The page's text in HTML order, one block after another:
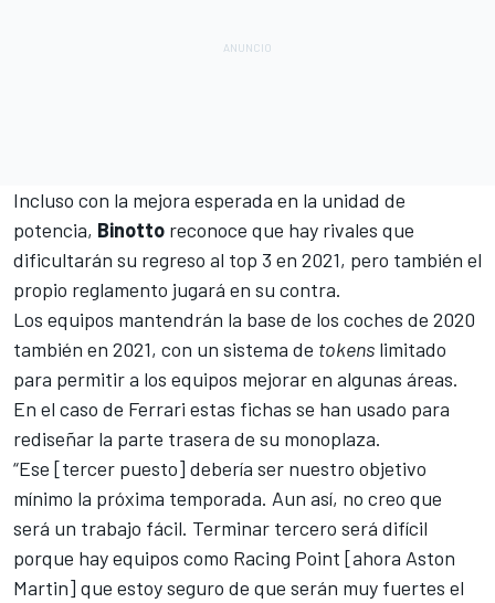
Incluso con la mejora esperada en la unidad de
potencia, Binotto reconoce que hay rivales que
dificultarán su regreso al top 3 en 2021, pero también el
propio reglamento jugará en su contra.
Los equipos mantendrán la base de los coches de 2020
también en 2021, con un sistema de tokens limitado
para permitir a los equipos mejorar en algunas áreas.
En el caso de Ferrari estas fichas se han usado para
rediseñar la parte trasera de su monoplaza.
“Ese [tercer puesto] debería ser nuestro objetivo
mínimo la próxima temporada. Aun así, no creo que
será un trabajo fácil. Terminar tercero será difícil
porque hay equipos como Racing Point [ahora Aston
Martin] que estoy seguro de que serán muy fuertes el